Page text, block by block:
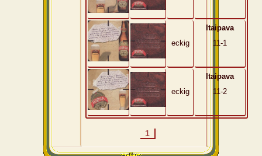
eckig
Itaipava
11-1
eckig
Itaipava
11-2
1